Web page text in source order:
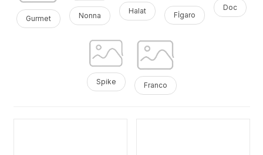
Gurmet Nonna
Halat Fİgaro
Doc
Spike Franco